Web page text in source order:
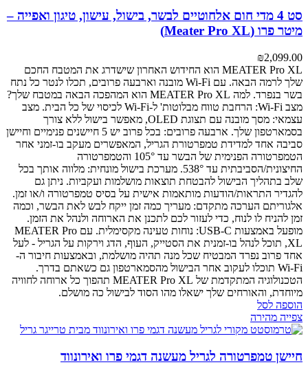
סט 4 מדי חום אלחוטיים לבשר, בישול, עישון, טיגון ואפייה –
מיטר פרו (Meater Pro XL)
₪2,099.00
MEATER Pro XL הוא החידוש האחרון שישדרג את המטבח החכם
שלך לרמה הבאה. עם Wi-Fi מובנה וארבעה פרובים, תכלו לנטר כל נתח
בשר בנפרד. למה MEATER Pro XL הוא המהפכה הבאה במטבח שלך?
מצב Wi-Fi: הרחבת טווח מבלוטות' ל-Wi-Fi לכיסוי של כל הבית.
מצב
עצמאי: מסך מובנה עם תצוגת OLED, מאפשר בישול ללא צורך
בסמארטפון שלך.
ארבעה פרובים: בכל פרוב יש 5 חיישנים פנימיים וחיישן
סביבה אחד למדידת טמפרטורת הגריל, המאפשרים מעקב בו-זמני אחר
הטמפרטורה הפנימית של הבשר עד 105° והטמפרטורה
החיצונית/הסביבתית עד 538°.
מערכת בישול מונחית: מלווה אותך בכל
שלב בתהליך הבישול להבטחת תוצאות מושלמות ועקביות. ניתן גם
להגדיר התראות/הודעות מותאמות אישית על בסיס טמפרטורה ו/או זמן.
אלגוריתם הערכה מתקדם: מעריך כמה זמן ייקח לבש לאת הבשר, וכמה
זמן להניח לו לנוח, כדי לעזור לכם לתכנן את הארוחה ולנהל את הזמן.
מופעל באמצעות USB-C: נוחות טעינה מקסימלית.
עם MEATER Pro
XL, תוכל לנהל בו-זמנית את הסטייק, העוף, הדג וירקות על הגריל - לעל
אחד פרוב נפרד המבטיח שכל מנה תהיה מושלמת, ובאמצעות חיבור ה-
Wi-Fi תוכלו לעקוב אחר הבישול מהסמארטפון גם כשאתם בדרך.
הטכנולוגיה המתקדמת של MEATER Pro XL תהפוך כל ארוחה לחוויה
מיוחדת, והאורחים שלך ישאלו מהו הסוד לבישול כה מושלם.
הוספה לסל
צפייה מהירה
חיישן טמפרטורה לגריל מעשנה דגמי פרו ואירונווד